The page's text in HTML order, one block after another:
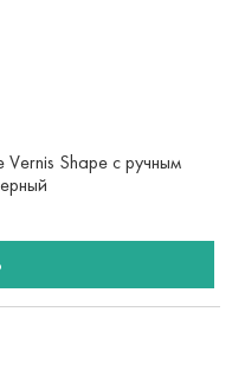
Shape с ручным